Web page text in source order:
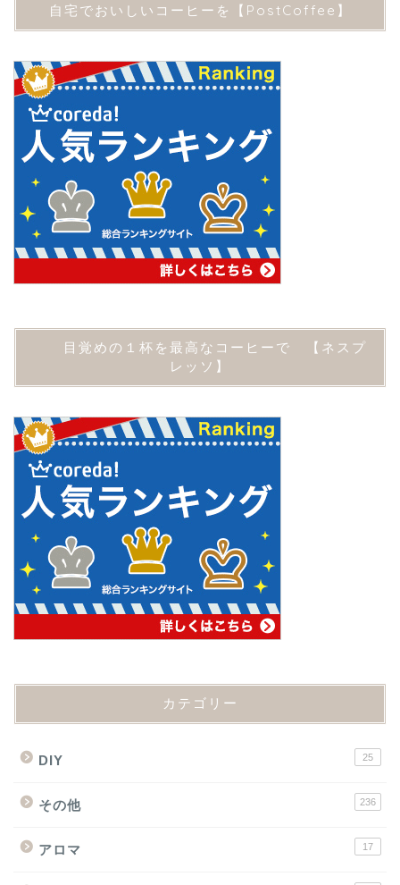
自宅でおいしいコーヒーを【PostCoffee】
目覚めの１杯を最高なコーヒーで 【ネスプ
レッソ】
カテゴリー
DIY 25
その他 236
アロマ 17